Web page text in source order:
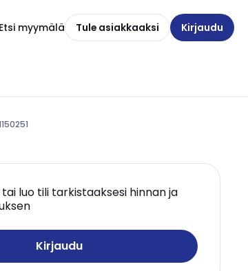
Etsi myymälä Tule asiakkaaksi Kirjaudu
tai luo tili tarkistaaksesi hinnan ja
Kirjaudu